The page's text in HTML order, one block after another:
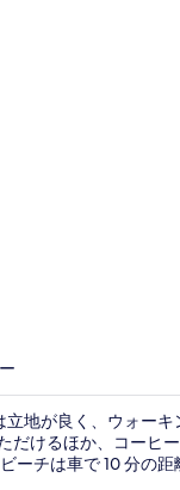
地が良く、ウォー
だけるほか、コーヒ
ーチは車で 10 分の距